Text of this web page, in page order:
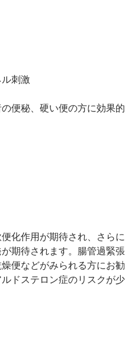
刺激
便秘、硬い便の方に効果的
化作用が期待され、さらに
期待されます。腸管過緊張
便などがみられる方にお勧
ドステロン症のリスクが少